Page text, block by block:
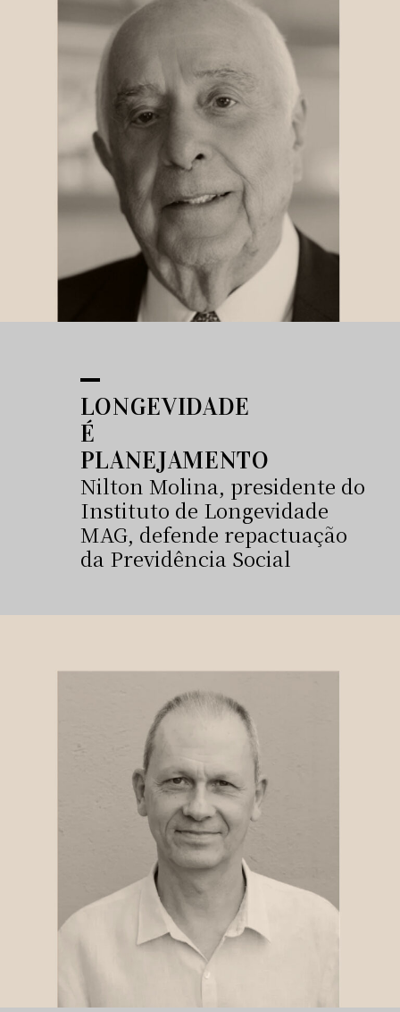
LONGEVIDADE
É
PLANEJAMENTO
Nilton Molina, presidente do
Instituto de Longevidade
MAG, defende repactuação
da Previdência Social